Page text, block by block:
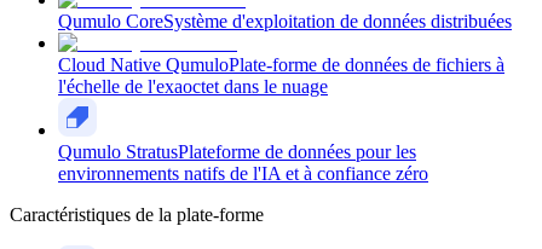
Qumulo CoreSystème d'exploitation de données distribuées
Cloud Native QumuloPlate-forme de données de fichiers à
l'échelle de l'exaoctet dans le nuage
Qumulo StratusPlateforme de données pour les
environnements natifs de l'IA et à confiance zéro
Caractéristiques de la plate-forme